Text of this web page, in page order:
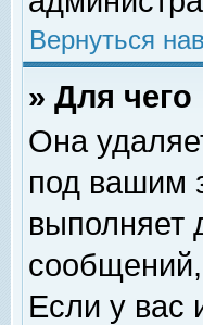
Вернуться
» Для
Она
под вашим
выполняет
Если у вас